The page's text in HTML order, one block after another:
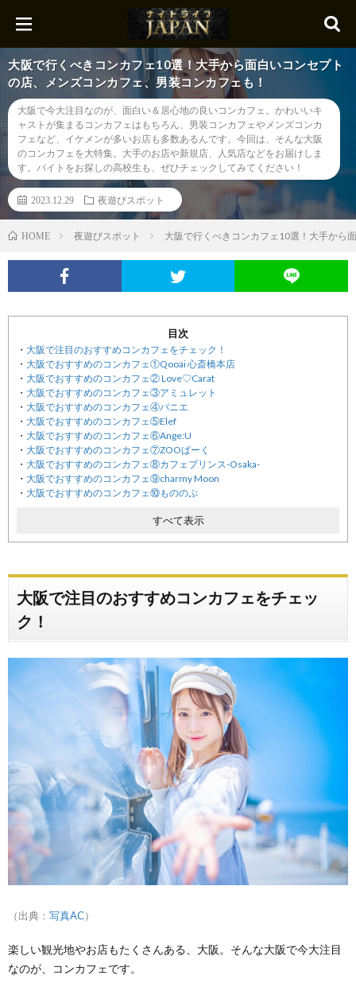
大阪で行くべきコンカフェ10選！大手から面白いコンセプト
の店、メンズコンカフェ、男装コンカフェも！
大阪で今大注目なのが、面白い＆居心地の良いコンカフェ。かわいいキ
ャストが集まるコンカフェはもちろん、男装コンカフェやメンズコンカ
フェなど、イケメンが多いお店も多数あるんです。今回は、そんな大阪
のコンカフェを大特集。大手のお店や新規店、人気店などをお届けしま
す。バイトをお探しの高校生も、ぜひチェックしてみてください！
2023.12.29 夜遊びスポット
HOME 夜遊びスポット 大阪で行くべきコンカフェ10選！大手から
目次
大阪で注目のおすすめコンカフェをチェック！
大阪でおすすめのコンカフェ①Qooai 心斎橋本店
大阪でおすすめのコンカフェ② Love♡Carat
大阪でおすすめのコンカフェ③アミュレット
大阪でおすすめのコンカフェ④パニエ
大阪でおすすめのコンカフェ⑤Elef
大阪でおすすめのコンカフェ⑥Ange:U
大阪でおすすめのコンカフェ⑦ZOOぱーく
大阪でおすすめのコンカフェ⑧カフェプリンス-Osaka-
大阪でおすすめのコンカフェ⑨charmy Moon
大阪でおすすめのコンカフェ⑩もののぷ
すべて表示
大阪で注目のおすすめコンカフェをチェッ
ク！
（出典： 写真AC）
楽しい観光地やお店もたくさんある、大阪。そんな大阪で今大注目
なのが、コンカフェです。